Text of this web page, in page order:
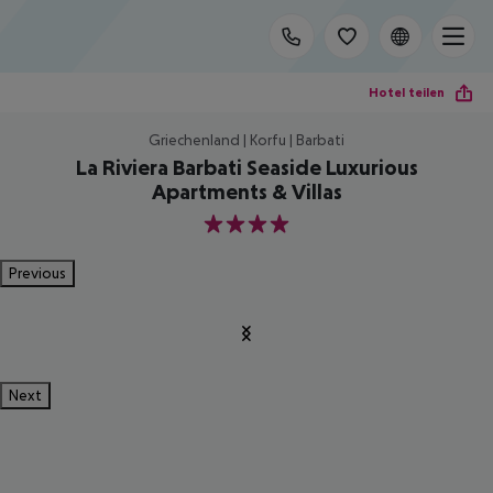
Hotel teilen
Griechenland | Korfu | Barbati
La Riviera Barbati Seaside Luxurious
Apartments & Villas
4
Previous
Next